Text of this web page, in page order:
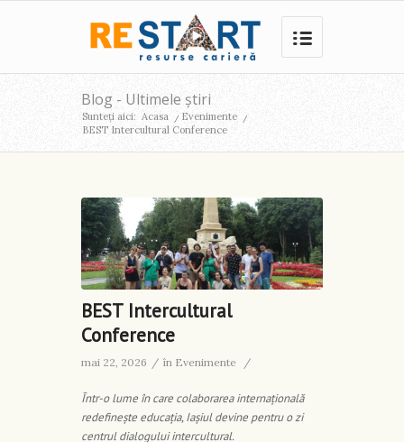
Blog - Ultimele știri
Sunteți aici: Acasa / Evenimente /
BEST Intercultural Conference
BEST Intercultural
Conference
mai 22, 2026 / în Evenimente /
Într-o lume în care colaborarea internațională
redefinește educația, Iașiul devine pentru o zi
centrul dialogului intercultural.